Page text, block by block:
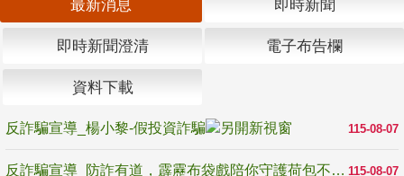
最新消息 即時新聞
即時新聞澄清 電子布告欄
資料下載
115-08-07
反詐騙宣導_楊小黎-假投資詐騙
115-08-07
反詐騙宣導_防詐有道，霹靂布袋戲陪你守護荷包不受騙